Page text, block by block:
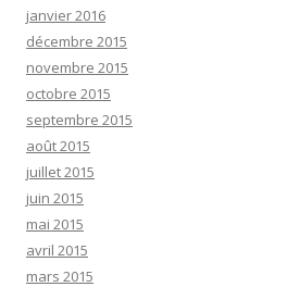
janvier 2016
décembre 2015
novembre 2015
octobre 2015
septembre 2015
août 2015
juillet 2015
juin 2015
mai 2015
avril 2015
mars 2015